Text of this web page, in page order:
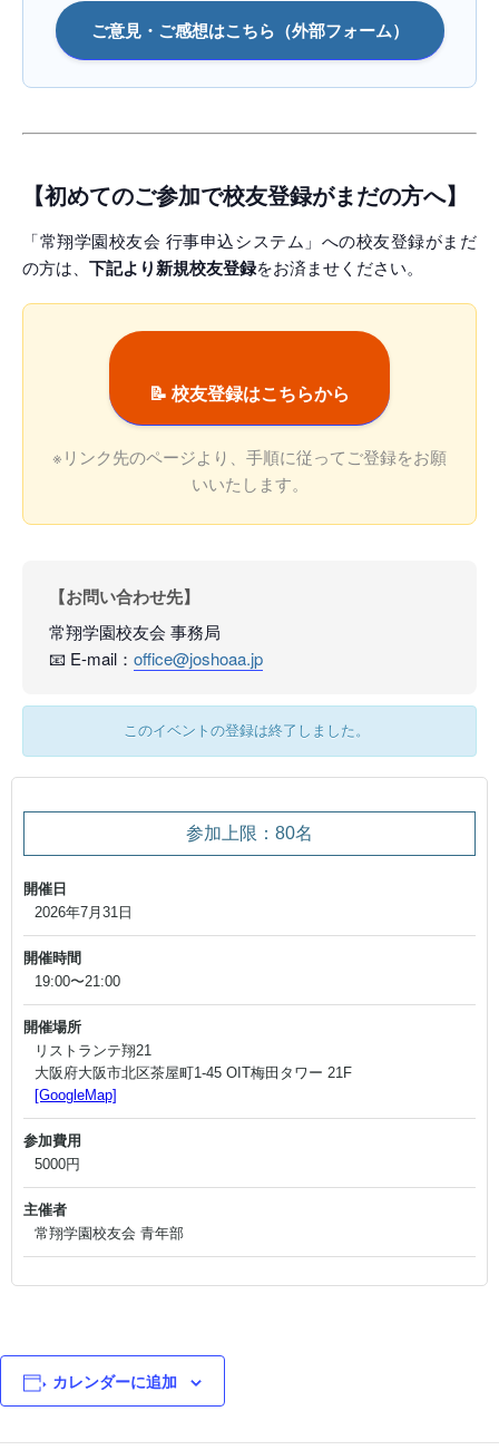
ご意見・ご感想はこちら（外部フォーム）
【初めてのご参加で校友登録がまだの方へ】
「常翔学園校友会 行事申込システム」への校友登録がまだ
の方は、 下記より新規校友登録をお済ませください。
📝 校友登録はこちらから
※リンク先のページより、手順に従ってご登録をお願
いいたします。
【お問い合わせ先】
常翔学園校友会 事務局
📧 E-mail： office@joshoaa.jp
このイベントの登録は終了しました。
参加上限：80名
開催日
2026年7月31日
開催時間
19:00〜21:00
開催場所
リストランテ翔21
大阪府大阪市北区茶屋町1-45 OIT梅田タワー 21F
[GoogleMap]
参加費用
5000円
主催者
常翔学園校友会 青年部
カレンダーに追加